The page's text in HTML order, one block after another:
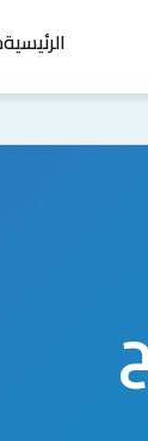
الرئيسية